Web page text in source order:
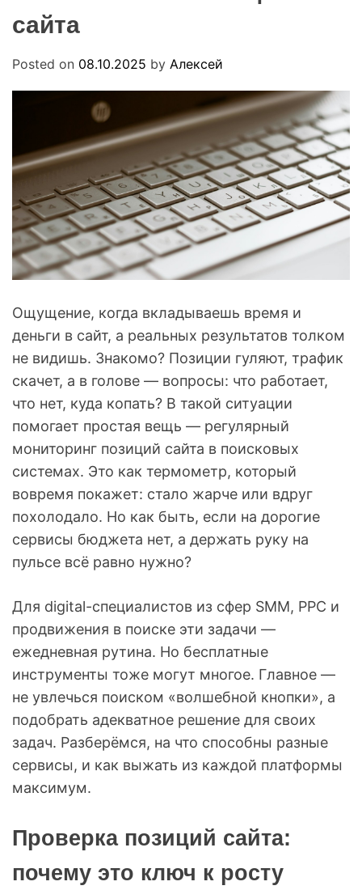
сайта
Posted on 08.10.2025 by Алексей
Ощущение, когда вкладываешь время и
деньги в сайт, а реальных результатов толком
не видишь. Знакомо? Позиции гуляют, трафик
скачет, а в голове — вопросы: что работает,
что нет, куда копать? В такой ситуации
помогает простая вещь — регулярный
мониторинг позиций сайта в поисковых
системах. Это как термометр, который
вовремя покажет: стало жарче или вдруг
похолодало. Но как быть, если на дорогие
сервисы бюджета нет, а держать руку на
пульсе всё равно нужно?
Для digital-специалистов из сфер SMM, PPC и
продвижения в поиске эти задачи —
ежедневная рутина. Но бесплатные
инструменты тоже могут многое. Главное —
не увлечься поиском «волшебной кнопки», а
подобрать адекватное решение для своих
задач. Разберёмся, на что способны разные
сервисы, и как выжать из каждой платформы
максимум.
Проверка позиций сайта:
почему это ключ к росту